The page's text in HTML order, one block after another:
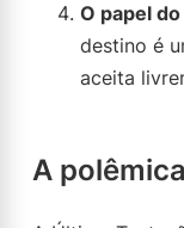
O papel
destino é
aceita
A